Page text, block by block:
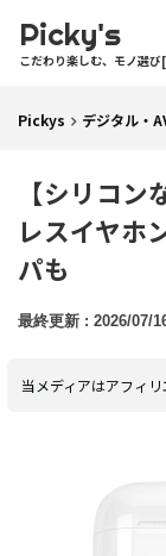
Picky's
こだわり楽しむ、モノ選
Pickys デジタル・
【シリコ
レスイヤホ
パも
2026/07/
当メディアはアフィリ